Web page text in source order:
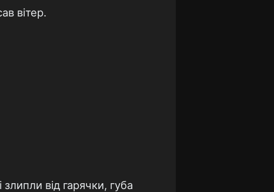
вітер.
від гарячки, губа